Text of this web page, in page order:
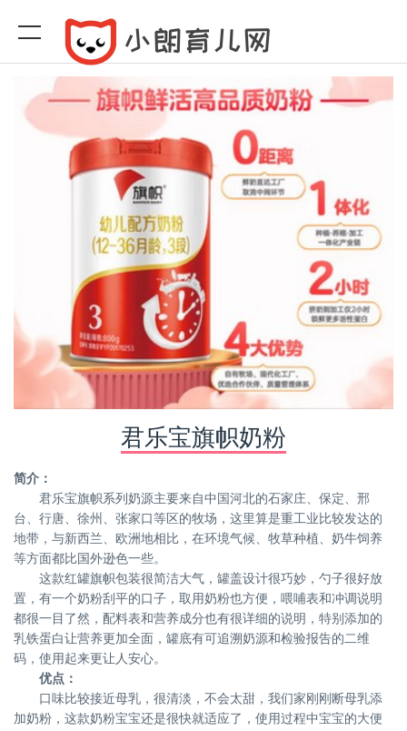
君乐宝旗帜奶粉
简介：
君乐宝旗帜系列奶源主要来自中国河北的石家庄、保定、邢
台、行唐、徐州、张家口等区的牧场，这里算是重工业比较发达的
地带，与新西兰、欧洲地相比，在环境气候、牧草种植、奶牛饲养
等方面都比国外逊色一些。
这款红罐旗帜包装很简洁大气，罐盖设计很巧妙，勺子很好放
置，有一个奶粉刮平的口子，取用奶粉也方便，喂哺表和冲调说明
都很一目了然，配料表和营养成分也有很详细的说明，特别添加的
乳铁蛋白让营养更加全面，罐底有可追溯奶源和检验报告的二维
码，使用起来更让人安心。
优点：
口味比较接近母乳，很清淡，不会太甜，我们家刚刚断母乳添
加奶粉，这款奶粉宝宝还是很快就适应了，使用过程中宝宝的大便